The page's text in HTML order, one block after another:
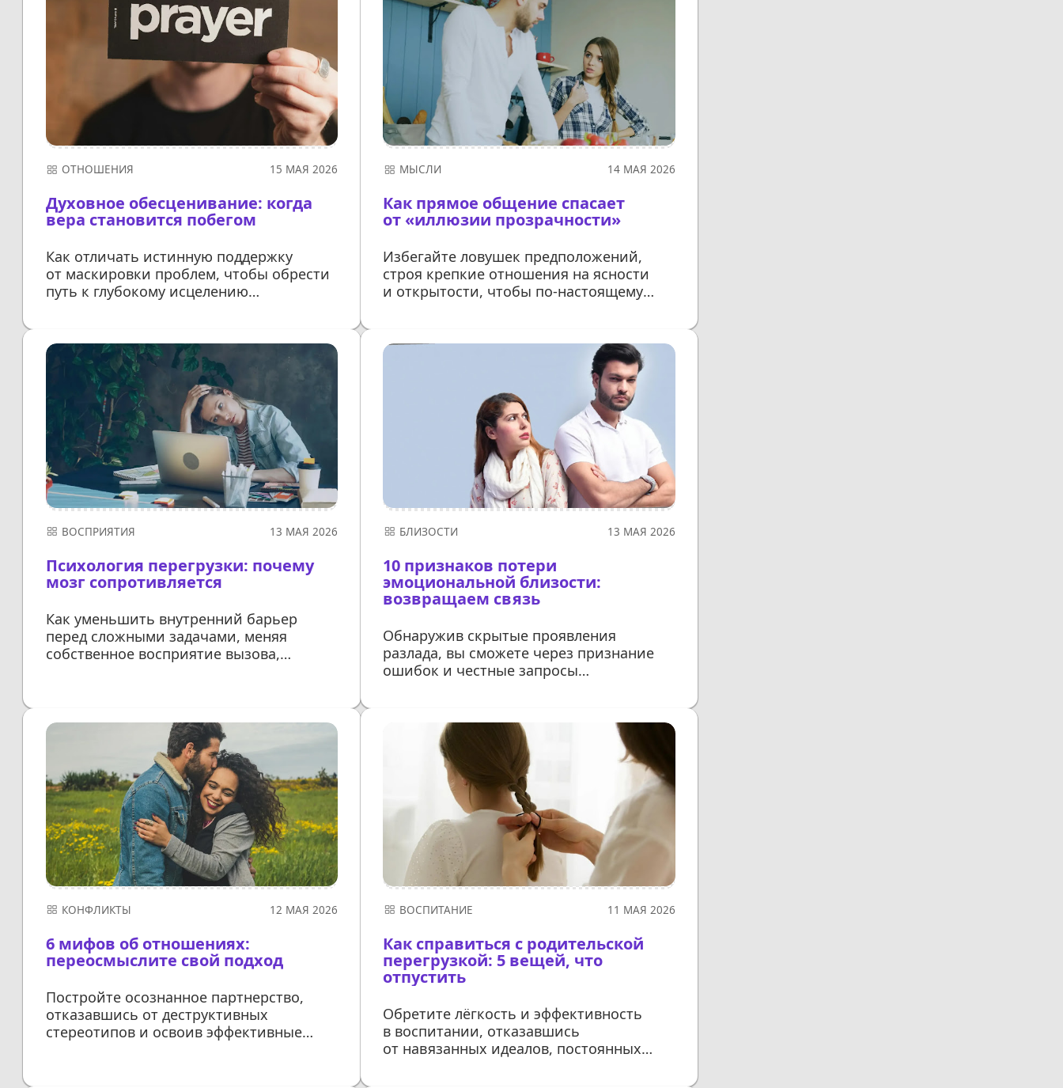
ОТНОШЕНИЯ 15 МАЯ 2026
Духовное обесценивание: когда
вера становится побегом
Как отличать истинную поддержку
от маскировки проблем, чтобы обрести
путь к глубокому исцелению
МЫСЛИ 14 МАЯ 2026
Как прямое общение спасает
от «иллюзии прозрачности»
Избегайте ловушек предположений,
строя крепкие отношения на ясности
и открытости, чтобы по-настоящему
ВОСПРИЯТИЯ 13 МАЯ 2026
Психология перегрузки: почему
мозг сопротивляется
Как уменьшить внутренний барьер
перед сложными задачами, меняя
собственное восприятие вызова,
БЛИЗОСТИ 13 МАЯ 2026
10 признаков потери
эмоциональной близости:
возвращаем связь
Обнаружив скрытые проявления
разлада, вы сможете через признание
ошибок и честные запросы
КОНФЛИКТЫ 12 МАЯ 2026
6 мифов об отношениях:
переосмыслите свой подход
Постройте осознанное партнерство,
отказавшись от деструктивных
стереотипов и освоив эффективные
ВОСПИТАНИЕ 11 МАЯ 2026
Как справиться с родительской
перегрузкой: 5 вещей, что
отпустить
Обретите лёгкость и эффективность
в воспитании, отказавшись
от навязанных идеалов, постоянных